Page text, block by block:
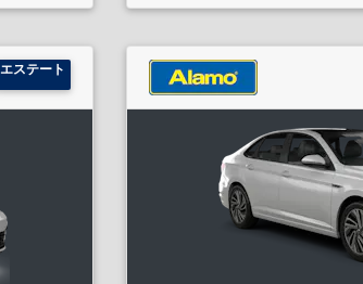
エステート